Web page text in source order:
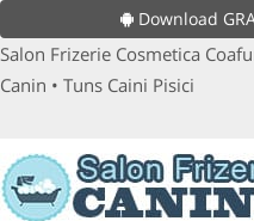
Download
Salon Frizerie Cosmetica
Canin • Tuns Caini Pisici